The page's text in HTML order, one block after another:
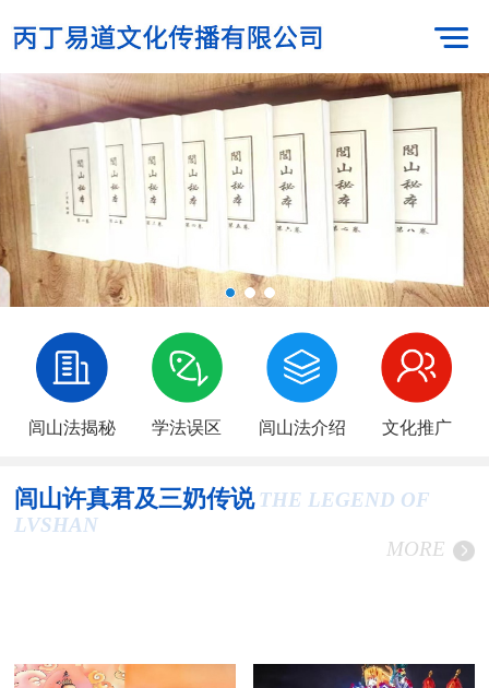
闾山法揭秘 学法误区 闾山法介绍 文化推广
闾山许真君及三奶传说 THE LEGEND OF
LVSHAN
MORE